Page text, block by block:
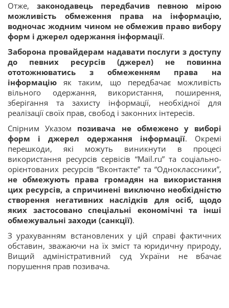
Отже, законодавець передбачив певною мірою
можливість обмеження права на інформацію,
водночас жодним чином не обмежив право вибору
форм і джерел одержання інформації.
Заборона провайдерам надавати послуги з доступу
до певних ресурсів (джерел) не повинна
ототожнюватись з обмеженням права на
інформацію як таким, що передбачає можливість
вільного одержання, використання, поширення,
зберігання та захисту інформації, необхідної для
реалізації своїх прав, свобод і законних інтересів.
Спірним Указом позивача не обмежено у виборі
форм і джерел одержання інформації. Окремі
перешкоди, які можуть виникнути в процесі
використання ресурсів сервісів “Мail.ru” та соціально-
орієнтованих ресурсів “Вконтакте” та “Одноклассники”,
не обмежують права громадян на використання
цих ресурсів, а спричинені виключно необхідністю
створення негативних наслідків для осіб, щодо
яких застосовано спеціальні економічні та інші
обмежувальні заходи (санкції).
З урахуванням встановлених у цій справі фактичних
обставин, зважаючи на їх зміст та юридичну природу,
Вищий адміністративний суд України не вбачає
порушення прав позивача.